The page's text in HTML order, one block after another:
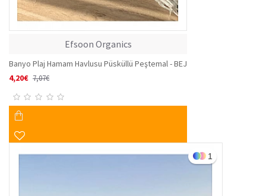
Efsoon Organics
Banyo Plaj Hamam Havlusu Püsküllü Peştemal - BEJ
4,20€ 7,07€
1